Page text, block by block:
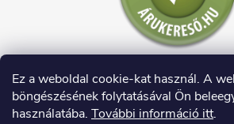
Ez a weboldal cookie-kat használ. A
böngészésének folytatásával Ön
használatába. További információ itt.